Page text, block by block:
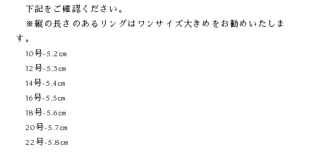
下記をご確認ください。
※縦の長さのあるリングはワンサイズ大きめをお勧めいたしま
す。
10号-5.2㎝
12号-5.3㎝
14号-5.4㎝
16号-5.5㎝
18号-5.6㎝
20号-5.7㎝
22号-5.8㎝